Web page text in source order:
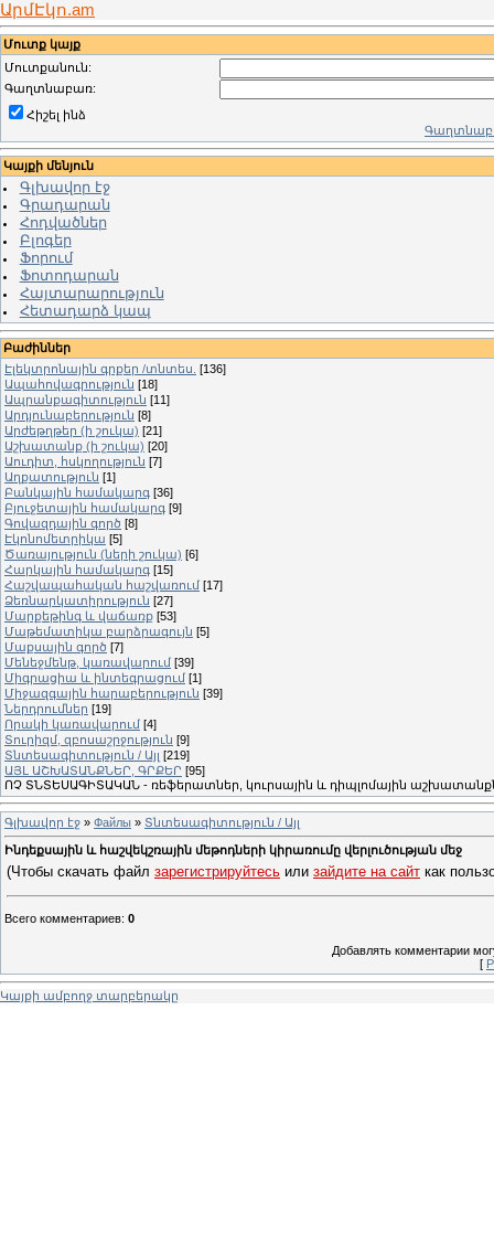
ԱրմԷկո.am
Մուտք կայք
Մուտքանուն:
Գաղտնաբառ:
Հիշել ինձ
Կայքի մենյուն
Գլխավոր էջ
Գրադարան
Հոդվածներ
Բլոգեր
Ֆորում
Ֆոտոդարան
Հայտարարություն
Հետադարձ կապ
Բաժիններ
Էլեկտրոնային գրքեր /տնտես. [136]
Ապահովագրություն [18]
Ապրանքագիտություն [11]
Արդյունաբերություն [8]
Արժեթղթեր (ի շուկա) [21]
Աշխատանք (ի շուկա) [20]
Աուդիտ, հսկողություն [7]
Աղքատություն [1]
Բանկային համակարգ [36]
Բյուջետային համակարգ [9]
Գովազդային գործ [8]
Էկոնոմետրիկա [5]
Ծառայություն (ների շուկա) [6]
Հարկային համակարգ [15]
Հաշվապահական հաշվառում [17]
Ձեռնարկատիրություն [27]
Մարքեթինգ և վաճառք [53]
Մաթեմատիկա բարձրագույն [5]
Մաքսային գործ [7]
Մենեջմենթ, կառավարում [39]
Միգրացիա և ինտեգրացում [1]
Միջազգային հարաբերություն [39]
Ներդրումներ [19]
Որակի կառավարում [4]
Տուրիզմ, զբոսաշրջություն [9]
Տնտեսագիտություն / Այլ [219]
ԱՅԼ ԱՇԽԱՏԱՆՔՆԵՐ, ԳՐՔԵՐ [95]
ՈՉ ՏՆՏԵՍԱԳԻՏԱԿԱՆ - ռեֆերատներ, կուրսային և դիպլոմային
Գլխավոր էջ » Файлы » Տնտեսագիտություն / Այլ
Ինդեքսային և հաշվեկշռային մեթոդների կիրառումը վերլուծության մեջ
(Чтобы скачать файл зарегистрируйтесь или зайдите на сайт как
Всего комментариев: 0
Добавлять комментарии
[
Կայքի ամբողջ տարբերակը